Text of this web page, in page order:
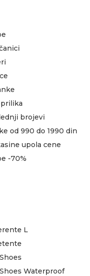
brojevi
od 990 do 1990 din
upola cene
-70%
L
Waterproof